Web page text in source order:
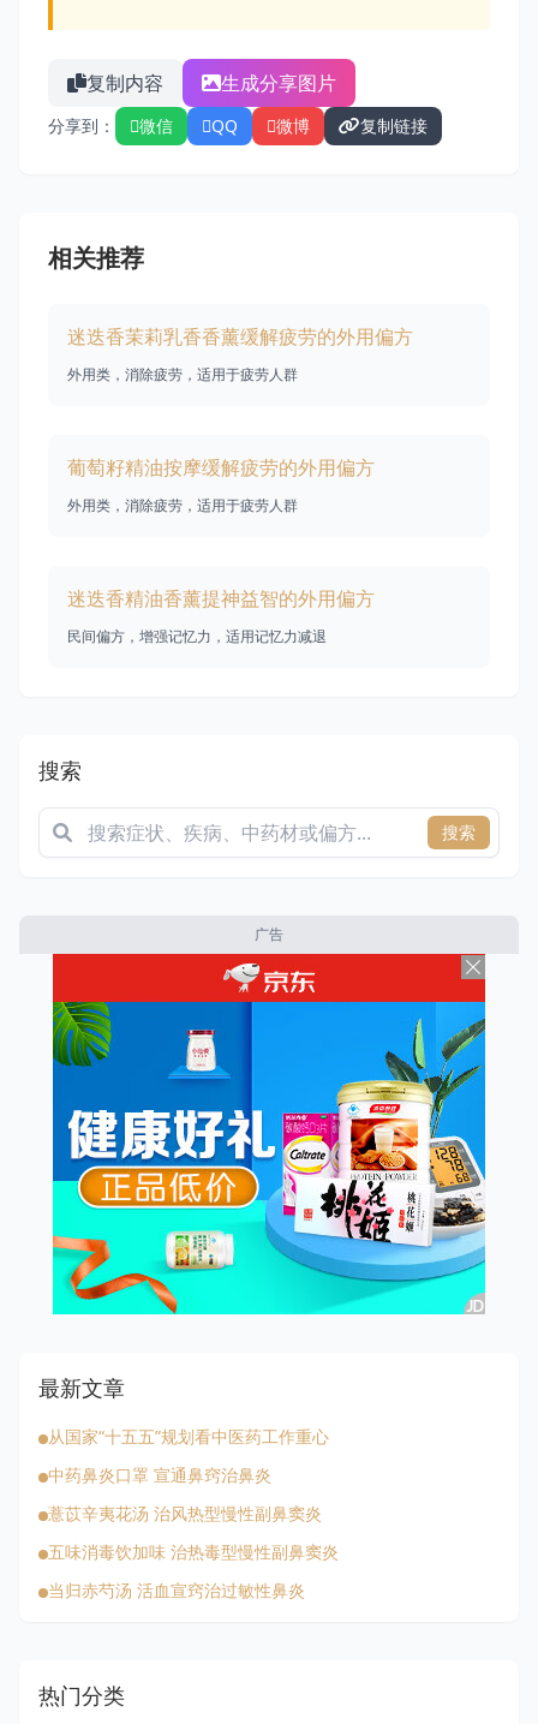
复制内容 生成分享图片
分享到： 微信 QQ 微博 复制链接
相关推荐
迷迭香茉莉乳香香薰缓解疲劳的外用偏方
外用类，消除疲劳，适用于疲劳人群
葡萄籽精油按摩缓解疲劳的外用偏方
外用类，消除疲劳，适用于疲劳人群
迷迭香精油香薰提神益智的外用偏方
民间偏方，增强记忆力，适用记忆力减退
搜索
搜索
广告
最新文章
从国家“十五五”规划看中医药工作重心
中药鼻炎口罩 宣通鼻窍治鼻炎
薏苡辛夷花汤 治风热型慢性副鼻窦炎
五味消毒饮加味 治热毒型慢性副鼻窦炎
当归赤芍汤 活血宣窍治过敏性鼻炎
热门分类